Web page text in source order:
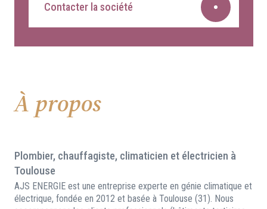
Contacter la société
À propos
Plombier, chauffagiste, climaticien et électricien à
Toulouse
AJS ENERGIE est une entreprise experte en génie climatique et
électrique, fondée en 2012 et basée à Toulouse (31). Nous